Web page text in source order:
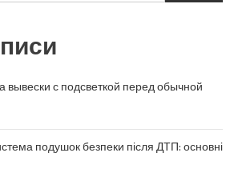
с подсветкой перед обычной
подушок безпеки після ДТП: основні